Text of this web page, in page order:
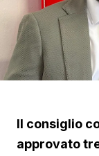
Il consiglio
approvato